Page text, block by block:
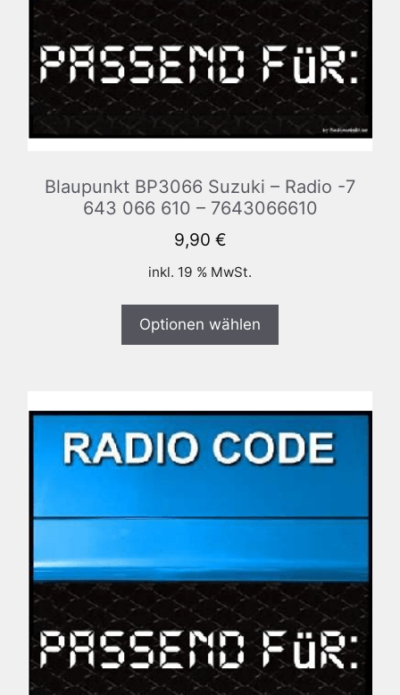
Blaupunkt BP3066 Suzuki – Radio -7
643 066 610 – 7643066610
9,90 €
inkl. 19 % MwSt.
Optionen wählen